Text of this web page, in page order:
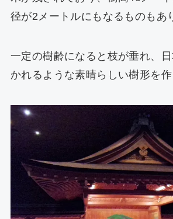
径が2メートルにもなるものもあ
一定の樹齢になると枝が垂れ、
かれるような素晴らしい樹形を作